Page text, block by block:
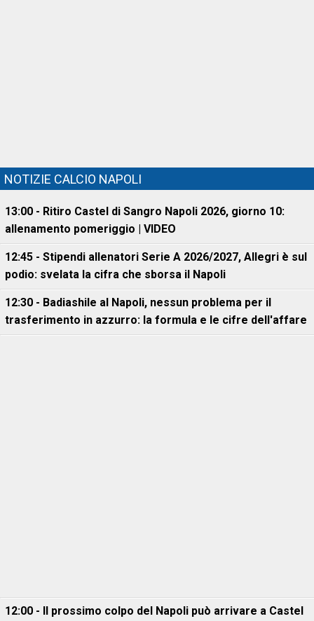
NOTIZIE CALCIO NAPOLI
13:00 - Ritiro Castel di Sangro Napoli 2026, giorno 10:
allenamento pomeriggio | VIDEO
12:45 - Stipendi allenatori Serie A 2026/2027, Allegri è sul
podio: svelata la cifra che sborsa il Napoli
12:30 - Badiashile al Napoli, nessun problema per il
trasferimento in azzurro: la formula e le cifre dell'affare
12:00 - Il prossimo colpo del Napoli può arrivare a Castel